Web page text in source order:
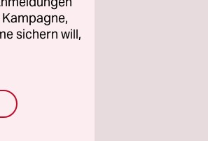
sichern will,